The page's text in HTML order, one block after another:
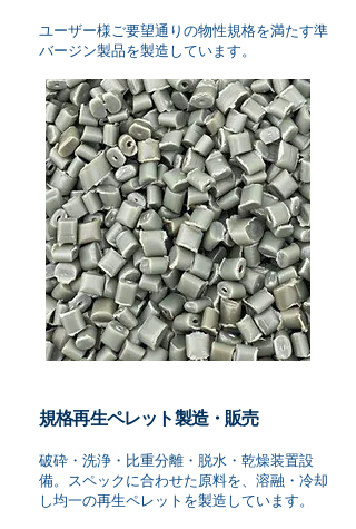
ユーザー様ご要望通りの物性規格を満たす準
バージン製品を製造しています。
規格再生ペレット製造・販売
破砕・洗浄・比重分離・脱水・乾燥装置設
備。スペックに合わせた原料を、溶融・冷却
し均一の再生ペレットを製造しています。